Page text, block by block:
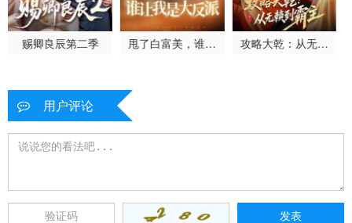
赐卿良辰第二季
甩了白富美，谁让
攻略大乾：从无赖
用户评论